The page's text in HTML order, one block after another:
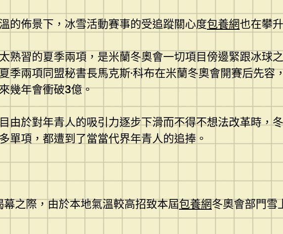
的佈景下，冰雪活動賽事的受追蹤關心度包養網也在攀
熟習的夏季兩項，是米蘭冬奧會一切項目傍邊緊跟冰球
季兩項同盟秘書長馬克斯·科布在米蘭冬奧會開賽后先
幾年會衝破3億。
由於對年青人的吸引力逐步下滑而不得不想法改革時，
單項，都遭到了當當代界年青人的追捧。
之際，由於本地氣溫較高招致本屆包養網冬奧會部門雪